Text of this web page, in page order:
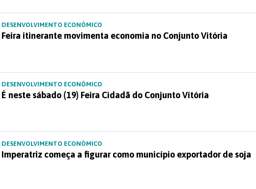
DESENVOLVIMENTO ECONÔMICO
Feira itinerante movimenta economia no Conjunto Vitória
DESENVOLVIMENTO ECONÔMICO
É neste sábado (19) Feira Cidadã do Conjunto Vitória
DESENVOLVIMENTO ECONÔMICO
Imperatriz começa a figurar como município exportador de soja